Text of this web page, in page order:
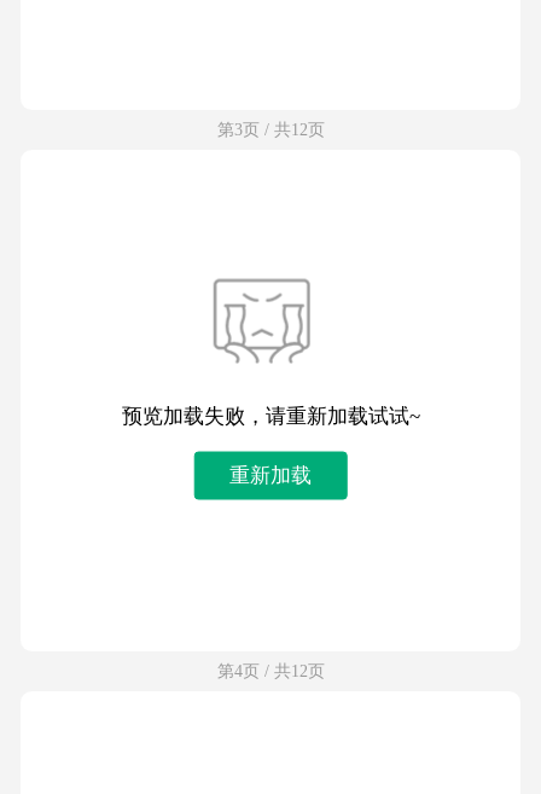
第3页 / 共12页
预览加载失败，请重新加载试试~
重新加载
第4页 / 共12页